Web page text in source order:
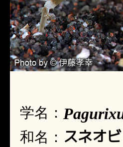
学名：
和名： スネオ